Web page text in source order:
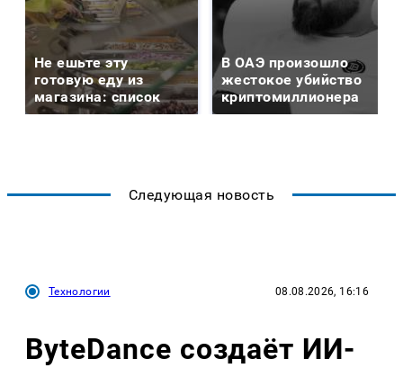
Не ешьте эту
готовую еду из
магазина: список
В ОАЭ произошло
жестокое убийство
криптомиллионера
Следующая новость
Технологии 08.08.2026, 16:16
ByteDance создаёт ИИ-